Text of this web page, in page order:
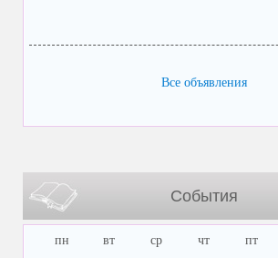
Все объявления
События
пн вт ср чт пт